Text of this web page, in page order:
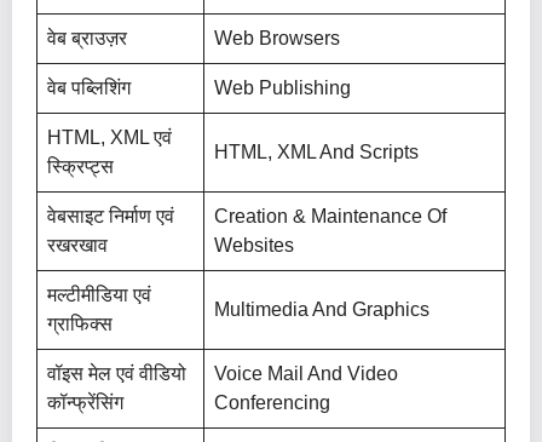
वेब ब्राउज़र Web Browsers
वेब पब्लिशिंग Web Publishing
HTML, XML एवं
स्क्रिप्ट्स
HTML, XML And Scripts
वेबसाइट निर्माण एवं
रखरखाव
Creation & Maintenance Of
Websites
मल्टीमीडिया एवं
ग्राफिक्स
Multimedia And Graphics
वॉइस मेल एवं वीडियो
कॉन्फ्रेंसिंग
Voice Mail And Video
Conferencing